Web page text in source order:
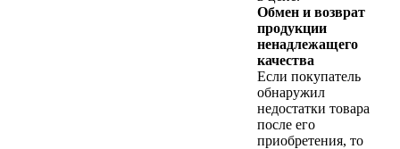
Обмен и возврат
продукции
ненадлежащего
качества
Если покупатель
обнаружил
недостатки товара
после его
приобретения, то